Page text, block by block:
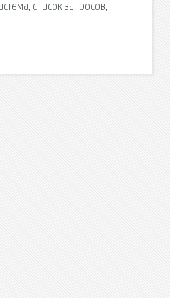
список запросов,